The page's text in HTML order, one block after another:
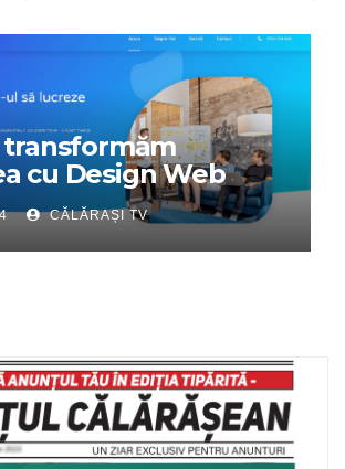
transformăm
cu Design Web
– Partenerul tău
încredere
CĂLĂRAȘI TV